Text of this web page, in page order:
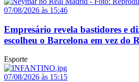
07/08/2026 às 15:46
Empresário revela bastidores e
escolheu o Barcelona em vez do
Esporte
07/08/2026 às 15:15